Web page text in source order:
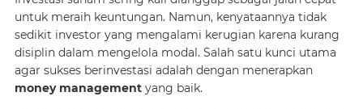
untuk meraih keuntungan. Namun, kenyataannya tidak
sedikit investor yang mengalami kerugian karena kurang
disiplin dalam mengelola modal. Salah satu kunci utama
agar sukses berinvestasi adalah dengan menerapkan
money managementyang baik.